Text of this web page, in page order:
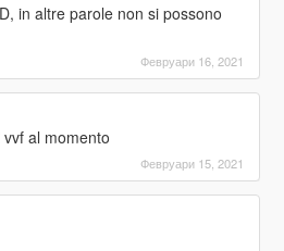
in altre parole non si possono
Февруари 16, 2021
al momento
Февруари 15, 2021